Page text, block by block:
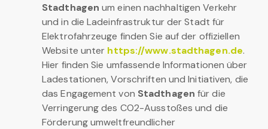
Stadthagen um einen nachhaltigen Verkehr
und in die Ladeinfrastruktur der Stadt für
Elektrofahrzeuge finden Sie auf der offiziellen
Website unter https://www.stadthagen.de.
Hier finden Sie umfassende Informationen über
Ladestationen, Vorschriften und Initiativen, die
das Engagement von Stadthagen für die
Verringerung des CO2-Ausstoßes und die
Förderung umweltfreundlicher